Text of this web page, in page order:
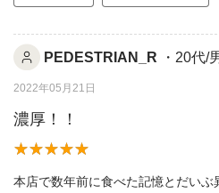
PEDESTRIAN_R ・20代/
2022年05月21日
濃厚！！
本店で数年前に食べた記憶とだい